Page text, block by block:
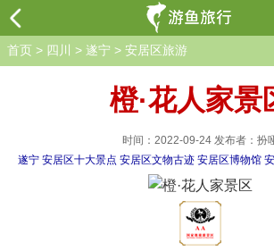
首页 > 四川 > 遂宁 > 安居区旅游
橙·花人家景
时间：2022-09-24 发布者：扮
遂宁 安居区十大景点 安居区文物古迹 安居区博物馆